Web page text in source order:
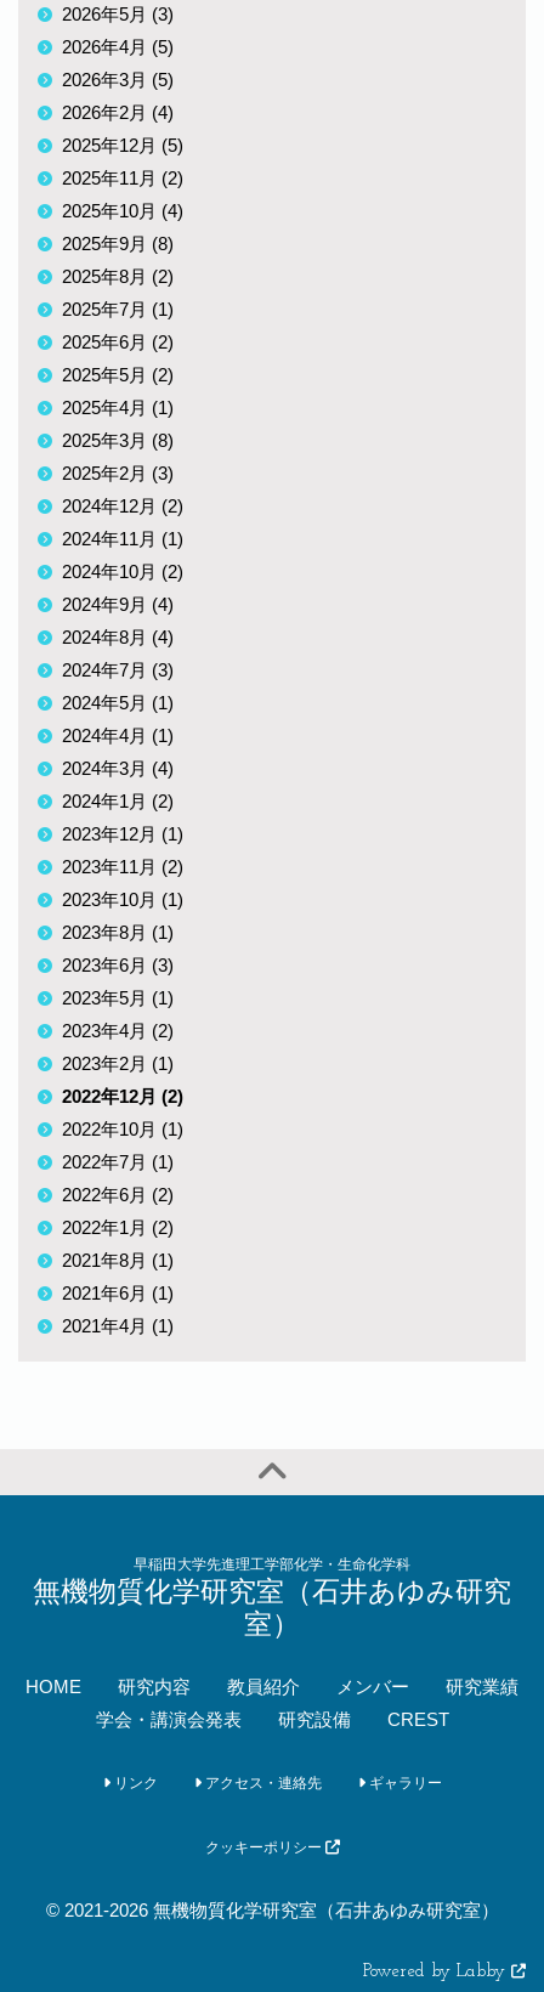
2026年5月 (3)
2026年4月 (5)
2026年3月 (5)
2026年2月 (4)
2025年12月 (5)
2025年11月 (2)
2025年10月 (4)
2025年9月 (8)
2025年8月 (2)
2025年7月 (1)
2025年6月 (2)
2025年5月 (2)
2025年4月 (1)
2025年3月 (8)
2025年2月 (3)
2024年12月 (2)
2024年11月 (1)
2024年10月 (2)
2024年9月 (4)
2024年8月 (4)
2024年7月 (3)
2024年5月 (1)
2024年4月 (1)
2024年3月 (4)
2024年1月 (2)
2023年12月 (1)
2023年11月 (2)
2023年10月 (1)
2023年8月 (1)
2023年6月 (3)
2023年5月 (1)
2023年4月 (2)
2023年2月 (1)
2022年12月 (2)
2022年10月 (1)
2022年7月 (1)
2022年6月 (2)
2022年1月 (2)
2021年8月 (1)
2021年6月 (1)
2021年4月 (1)
早稲田大学先進理工学部化学・生命化学科
無機物質化学研究室（石井あゆみ研究
室）
HOME 研究内容 教員紹介 メンバー
研究業績
学会・講演会発表
研究設備 CREST
リンク アクセス・連絡先 ギャラリー
クッキーポリシー
© 2021-2026 無機物質化学研究室（石井あゆみ研究室）
Powered by Labby